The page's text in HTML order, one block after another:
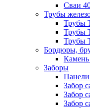
Сваи
Трубы
Трубы
Трубы
Трубы
Бордюры,
Заборы
Забор
Забор
Забор